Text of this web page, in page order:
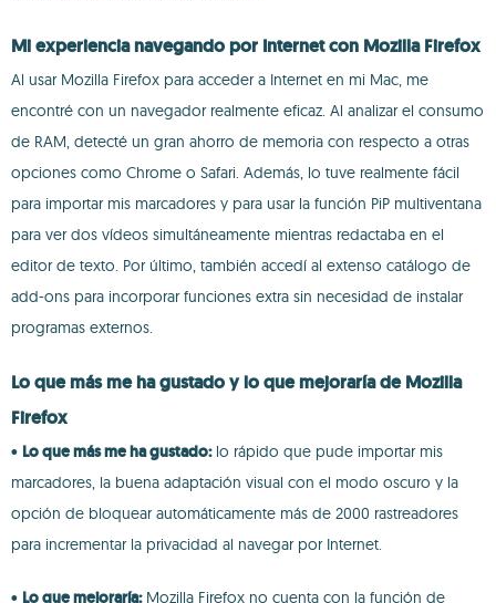
Mi experiencia navegando por Internet con Mozilla Firefox
Al usar Mozilla Firefox para acceder a Internet en mi Mac, me
encontré con un navegador realmente eficaz. Al analizar el consumo
de RAM, detecté un gran ahorro de memoria con respecto a otras
opciones como Chrome o Safari. Además, lo tuve realmente fácil
para importar mis marcadores y para usar la función PiP multiventana
para ver dos vídeos simultáneamente mientras redactaba en el
editor de texto. Por último, también accedí al extenso catálogo de
add-ons para incorporar funciones extra sin necesidad de instalar
programas externos.
Lo que más me ha gustado y lo que mejoraría de Mozilla
Firefox
• Lo que más me ha gustado:lo rápido que pude importar mis
marcadores, la buena adaptación visual con el modo oscuro y la
opción de bloquear automáticamente más de 2000 rastreadores
para incrementar la privacidad al navegar por Internet.
• Lo que mejoraría:Mozilla Firefox no cuenta con la función de